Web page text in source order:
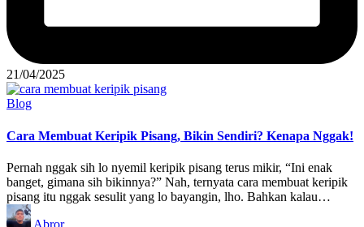
21/04/2025
Posted
Blog
Cara Membuat Keripik Pisang, Bikin Sendiri? Kenapa Nggak!
Pernah nggak sih lo nyemil keripik pisang terus mikir, “Ini enak
banget, gimana sih bikinnya?” Nah, ternyata cara membuat keripik
pisang itu nggak sesulit yang lo bayangin, lho. Bahkan kalau…
Posted
Abror